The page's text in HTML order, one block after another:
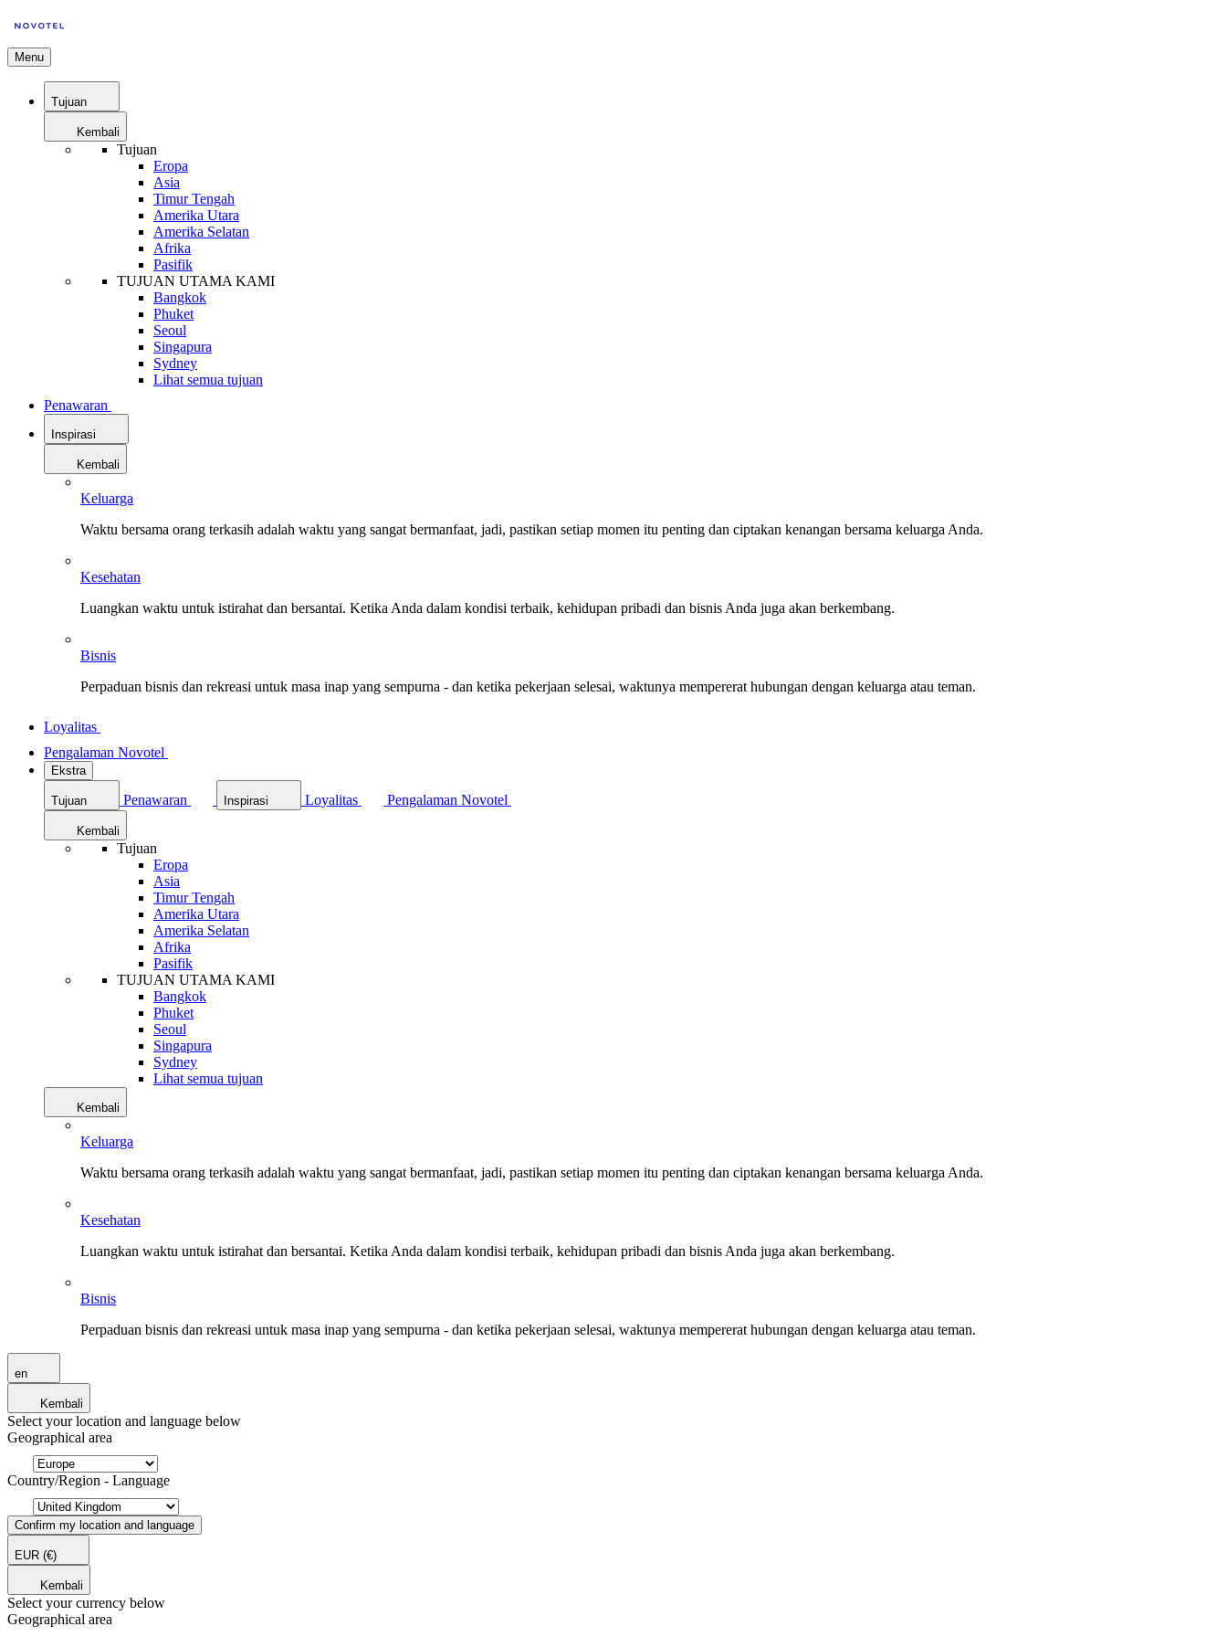
Menu
Tujuan
Kembali
Tujuan
Eropa
Asia
Timur Tengah
Amerika Utara
Amerika Selatan
Afrika
Pasifik
TUJUAN UTAMA KAMI
Bangkok
Phuket
Seoul
Singapura
Sydney
Lihat semua tujuan
Penawaran
Inspirasi
Kembali
Keluarga
Waktu bersama orang terkasih adalah waktu yang sangat bermanfaat, jadi, pastikan setiap momen itu penting dan ciptakan kenangan bersama keluarga Anda.
Kesehatan
Luangkan waktu untuk istirahat dan bersantai. Ketika Anda dalam kondisi terbaik, kehidupan pribadi dan bisnis Anda juga akan berkembang.
Bisnis
Perpaduan bisnis dan rekreasi untuk masa inap yang sempurna - dan ketika pekerjaan selesai, waktunya mempererat hubungan dengan keluarga atau teman.
Loyalitas
Pengalaman Novotel
Ekstra
Tujuan Penawaran Inspirasi Loyalitas Pengalaman Novotel
Kembali
Tujuan
Eropa
Asia
Timur Tengah
Amerika Utara
Amerika Selatan
Afrika
Pasifik
TUJUAN UTAMA KAMI
Bangkok
Phuket
Seoul
Singapura
Sydney
Lihat semua tujuan
Kembali
Keluarga
Waktu bersama orang terkasih adalah waktu yang sangat bermanfaat, jadi, pastikan setiap momen itu penting dan ciptakan kenangan bersama keluarga Anda.
Kesehatan
Luangkan waktu untuk istirahat dan bersantai. Ketika Anda dalam kondisi terbaik, kehidupan pribadi dan bisnis Anda juga akan berkembang.
Bisnis
Perpaduan bisnis dan rekreasi untuk masa inap yang sempurna - dan ketika pekerjaan selesai, waktunya mempererat hubungan dengan keluarga atau teman.
en
Kembali
Select your location and language below
Geographical area
Country/Region - Language
Confirm my location and language
EUR (€)
Kembali
Select your currency below
Geographical area